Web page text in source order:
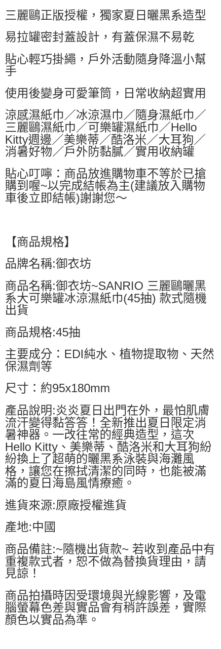
付款後萊爾富取貨
每筆NT$60，滿NT$599(含以上)免運費
7-11付款取貨
每筆NT$60，滿NT$599(含以上)免運費
每筆NT$60，滿NT$599(含以上)免運費
宅配
每筆NT$80，滿NT$799(含以上)免運費
國家/地區配送0330 查看運費
三麗鷗正版授權，獨家夏日曬黑系造型
易拉罐密封蓋設計，有蓋保濕不易乾
貼心輕巧掛繩，戶外活動隨身降溫小幫
手
使用後變身可愛筆筒，日常收納超實用
涼感濕紙巾／冰涼濕巾／隨身濕紙巾／
三麗鷗濕紙巾／可樂罐濕紙巾／Hello
Kitty週邊／美樂蒂／酷洛米／大耳狗／
消暑好物／戶外防黏膩／實用收納罐
貼心叮嚀：商品放進購物車不等於已搶
購到喔~以完成結帳為主(建議放入購物
車後立即結帳)謝謝您～
【商品規格】
品牌名稱:御衣坊
商品名稱:御衣坊~SANRIO 三麗鷗曬黑
系大可樂罐冰涼濕紙巾(45抽) 款式隨機
出貨
商品規格:45抽
主要成分：EDI純水、植物提取物、天然
保濕劑等
尺寸：約95x180mm
產品說明:炎炎夏日出門在外，最怕肌膚
流汗變得黏答答！全新推出夏日限定消
暑神器。一改往常的經典造型，這次
Hello Kitty、美樂蒂、酷洛米和大耳狗紛
紛換上了超萌的曬黑系泳裝與海灘風
格，讓您在擦拭清潔的同時，也能被滿
滿的夏日海島風情療癒。
進貨來源:原廠授權進貨
產地:中國
商品備註:~隨機出貨款~ 若收到產品中有
重複款式者，恕不做為替換貨理由，請
見諒！
商品拍攝時因受環境與光線影響，及電
腦螢幕色差與實品會有稍許誤差，實際
顏色以實品為準。